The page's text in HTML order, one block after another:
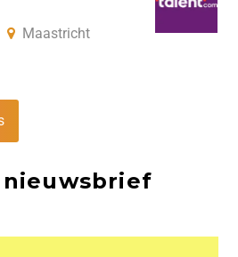
Maastricht